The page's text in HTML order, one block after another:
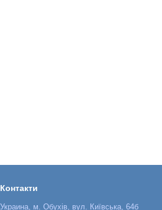
Контакти
Украина, м. Обухів, вул. Київська, 64б